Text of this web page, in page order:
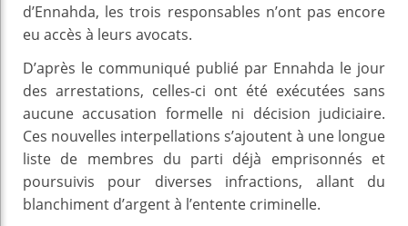
d’Ennahda, les trois responsables n’ont pas encore
eu accès à leurs avocats.
D’après le communiqué publié par Ennahda le jour
des arrestations, celles-ci ont été exécutées sans
aucune accusation formelle ni décision judiciaire.
Ces nouvelles interpellations s’ajoutent à une longue
liste de membres du parti déjà emprisonnés et
poursuivis pour diverses infractions, allant du
blanchiment d’argent à l’entente criminelle.